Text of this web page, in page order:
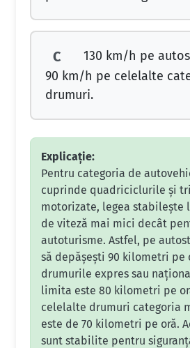
C
130 km/h pe
90 km/h pe celelalte
drumuri.
Explicație:
Pentru categoria de
cuprinde quadriciclurile și
motorizate, legea stabilește
de viteză mai mici decât
autoturisme. Astfel, pe
să depășești 90 kilometri pe
drumurile expres sau
limita este 80 kilometri pe
celelalte drumuri categoria
este de 70 kilometri pe oră.
sunt stabilite pentru